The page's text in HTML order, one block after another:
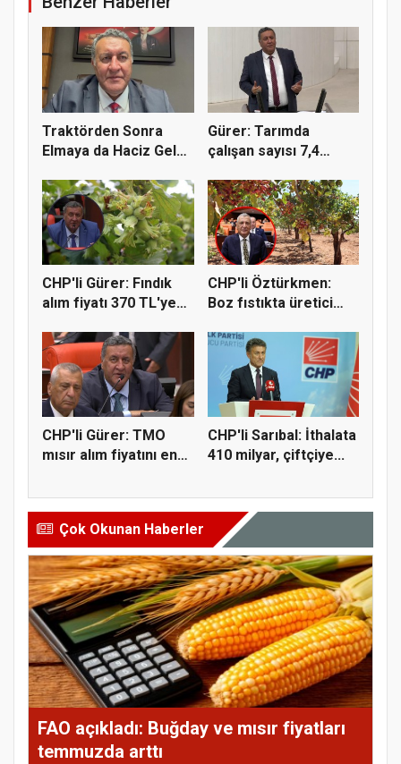
Traktörden Sonra
Elmaya da Haciz Geldi!
Gürer: Tarımda
çalışan sayısı 7,4
CHP'li Gürer: Fındık
alım fiyatı 370 TL'ye
CHP'li Öztürkmen:
Boz fıstıkta üretici
CHP'li Gürer: TMO
mısır alım fiyatını en
CHP'li Sarıbal: İthalata
410 milyar, çiftçiye...
Çok Okunan Haberler
FAO açıkladı: Buğday ve mısır fiyatları
temmuzda arttı